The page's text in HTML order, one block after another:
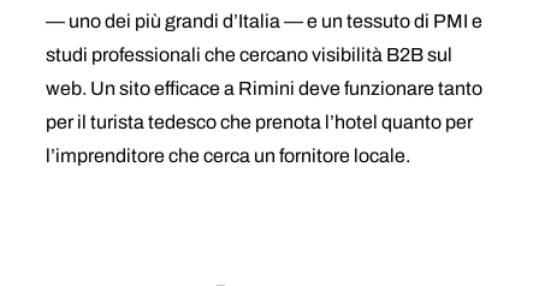
— uno dei più grandi d’Italia — e un tessuto di PMI e
studi professionali che cercano visibilità B2B sul
web. Un sito efficace a Rimini deve funzionare tanto
per il turista tedesco che prenota l’hotel quanto per
l’imprenditore che cerca un fornitore locale.